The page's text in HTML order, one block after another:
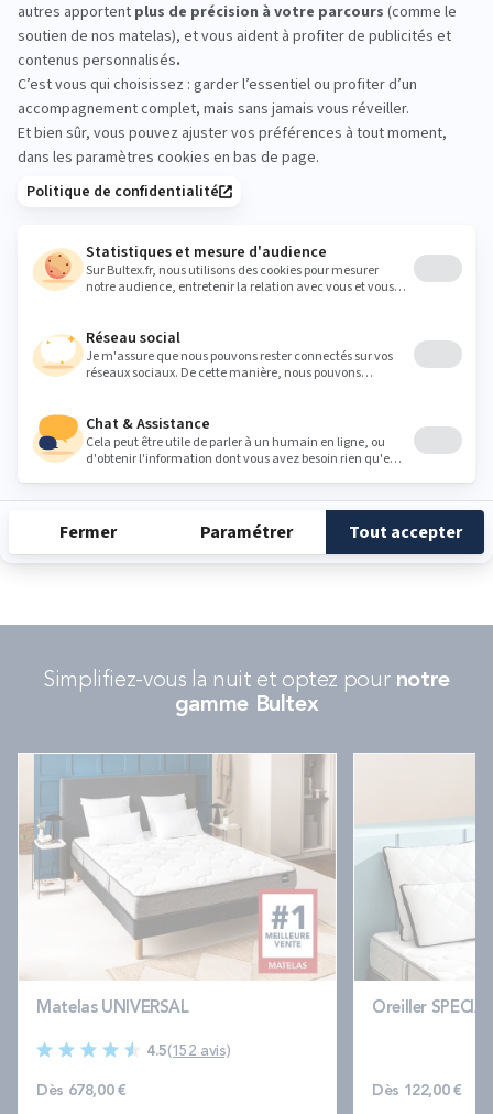
les enfants et les emmener dans de beaux rêves.
Le contenu ? Pensé et produit par France Inter, ce podcast
propose des contes du soir pour les enfants, racontés par des
artistes de différents horizons : Delphine de Vigan, Tatiana de
Rosnay, Katherine Pancol, Olivia Ruiz, Guillaume Meurice, Claude
Ponti, Zep, Alain Mabanckou, François Morel, Guillaume
Gallienne, Antoine de Caunes… Impossible de les citer tous.
Environ 80 histoires sont déjà disponibles. Un plaisir pour petits
même !
La durée ? Des épisodes de 7 à 15 minutes.
Partager cet article
Simplifiez-vous la nuit et optez pournotre
gamme Bultex
Matelas UNIVERSAL
4.5(152 avis)
Dès 678,00 €
Oreiller
Dès 122,00 €